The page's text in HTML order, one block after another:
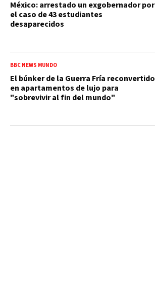
México: arrestado un exgobernador por
el caso de 43 estudiantes
desaparecidos
BBC NEWS MUNDO
El búnker de la Guerra Fría reconvertido
en apartamentos de lujo para
"sobrevivir al fin del mundo"